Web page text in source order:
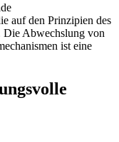
auf den Prinzipien des
Die Abwechslung von
ist eine